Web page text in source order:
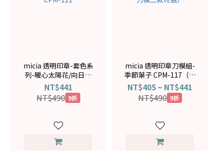
micia 透明印章-套色系
列-暖心太陽花/向日葵
CPM-121
NT$441
NT$490 9折
micia 透明印章刀模組-
季節葉子 CPM-117（印
章/刀模二款可選）
NT$405 ~ NT$441
NT$490 9折